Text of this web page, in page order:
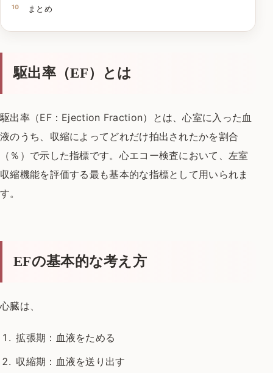
まとめ
駆出率（EF）とは
駆出率（EF：Ejection Fraction）とは、心室に入った血
液のうち、 収縮によってどれだけ拍出されたかを割合
（％）で示した指標です。 心エコー検査において、 左室
収縮機能を評価する最も基本的な指標として用いられま
す。
EFの基本的な考え方
心臓は、
拡張期：血液をためる
収縮期：血液を送り出す